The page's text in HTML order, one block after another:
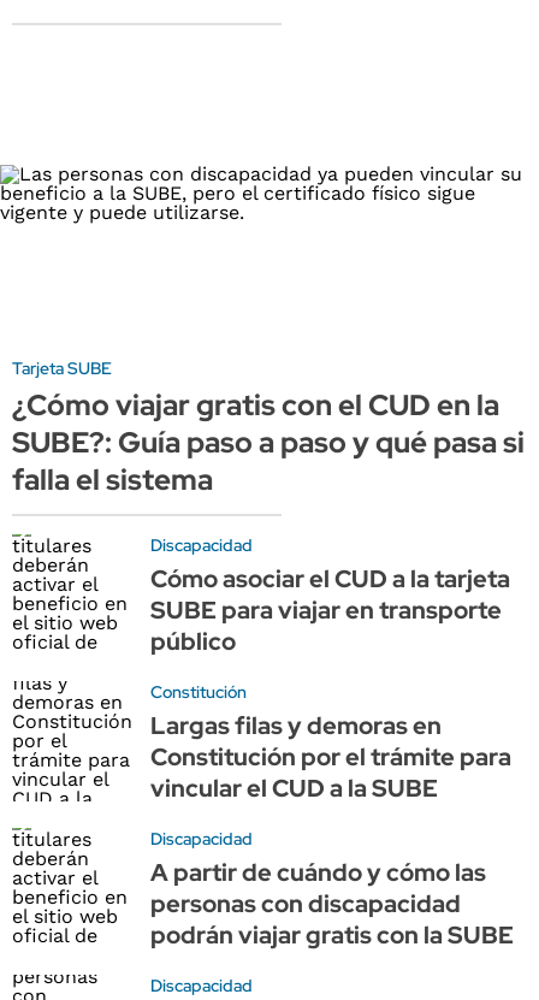
Tarjeta SUBE
¿Cómo viajar gratis con el CUD en la
SUBE?: Guía paso a paso y qué pasa si
falla el sistema
Discapacidad
Cómo asociar el CUD a la tarjeta
SUBE para viajar en transporte
público
Constitución
Largas filas y demoras en
Constitución por el trámite para
vincular el CUD a la SUBE
Discapacidad
A partir de cuándo y cómo las
personas con discapacidad
podrán viajar gratis con la SUBE
Discapacidad